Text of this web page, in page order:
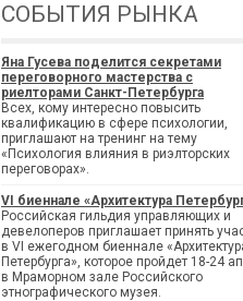
СОБЫТИЯ РЫНКА
Яна Гусева поделится секретами
переговорного мастерства с
риелторами Санкт-Петербурга
Всех, кому интересно повысить
квалификацию в сфере психологии,
приглашают на тренинг на тему
«Психология влияния в риэлторских
переговорах».
VI биеннале «Архитектура
Российская гильдия управляющих и
девелоперов приглашает принять
в VI ежегодном биеннале
Петербурга», которое пройдет 18-24
в Мраморном зале Российского
этнографического музея.